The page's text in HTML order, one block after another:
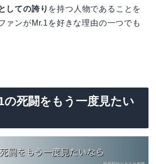
しての誇り を持つ人物であることを
ァンがMr.1を好きな理由の一つでも
の死闘をもう一度見たい